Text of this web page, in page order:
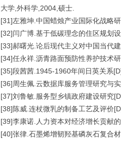
大学,外科学,2004,硕士.
[31]左雅坤.中国蜡烛产业国际化战略
[32]闫广博.基于低碳理念的住区规划
[33]郝曙光.论后现代主义对中国当代
[34]任永祥.沥青路面预防性养护技术
[35]段茜茜.1945-1960年间日英关系
[36]周生佩.云数据库服务管理研究与
[37]刘鲁敏.服务型乡镇政府建设研究
[38]陈威.连杖微乳的制备工艺及评价
[39]李康诺.人力资本对经济增长贡献
[40]张律.石墨烯增韧羟基磷灰石复合